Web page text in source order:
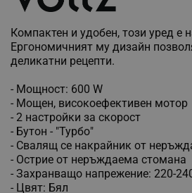
Компактен и удобен, този уред е
Ергономичният му дизайн
деликатни рецепти.
- Мощност: 600 W
- Мощен, високоефективен мотор
- 2 настройки за скорост
- Бутон - "Турбо"
- Свалящ се накрайник от
- Острие от неръждаема стомана
- Захранващо напрежение: 220-
- Цвят: Бял